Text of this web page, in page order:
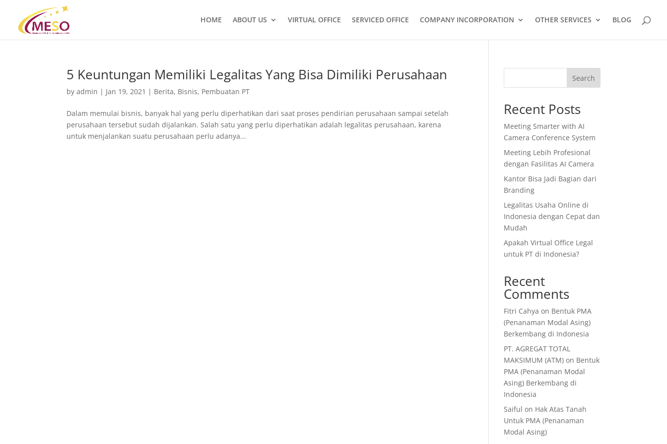
HOME ABOUT US VIRTUAL OFFICE SERVICED OFFICE COMPANY INCORPORATION OTHER SERVICES BLOG
5 Keuntungan Memiliki Legalitas Yang Bisa Dimiliki Perusahaan
byadmin | Jan 19, 2021 | Berita, Bisnis, Pembuatan PT
Dalam memulai bisnis, banyak hal yang perlu diperhatikan dari saat proses pendirian perusahaan sampai setelah
perusahaan tersebut sudah dijalankan. Salah satu yang perlu diperhatikan adalah legalitas perusahaan, karena
untuk menjalankan suatu perusahaan perlu adanya...
Search
Recent Posts
Meeting Smarter with AI
Camera Conference System
Meeting Lebih Profesional
dengan Fasilitas AI Camera
Kantor Bisa Jadi Bagian dari
Branding
Legalitas Usaha Online di
Indonesia dengan Cepat dan
Mudah
Apakah Virtual Office Legal
untuk PT di Indonesia?
Recent
Comments
Fitri Cahya on Bentuk PMA
(Penanaman Modal Asing)
Berkembang di Indonesia
PT. AGREGAT TOTAL
MAKSIMUM (ATM) on Bentuk
PMA (Penanaman Modal
Asing) Berkembang di
Indonesia
Saiful on Hak Atas Tanah
Untuk PMA (Penanaman
Modal Asing)